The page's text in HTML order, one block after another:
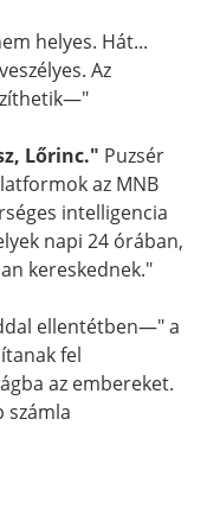
helyes. Hát...
Az
Lőrinc." Puzsér
az MNB
intelligencia
napi 24 órában,
kereskednek."
ellentétben—" a
fel
az embereket.
számla